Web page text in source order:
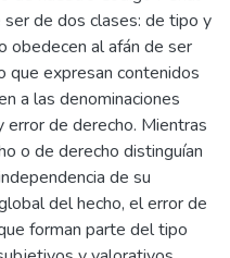
de dos clases: de tipo y
obedecen al afán de ser
que expresan contenidos
a las denominaciones
error de derecho. Mientras
o de derecho distinguían
de su
del hecho, el error de
forman parte del tipo